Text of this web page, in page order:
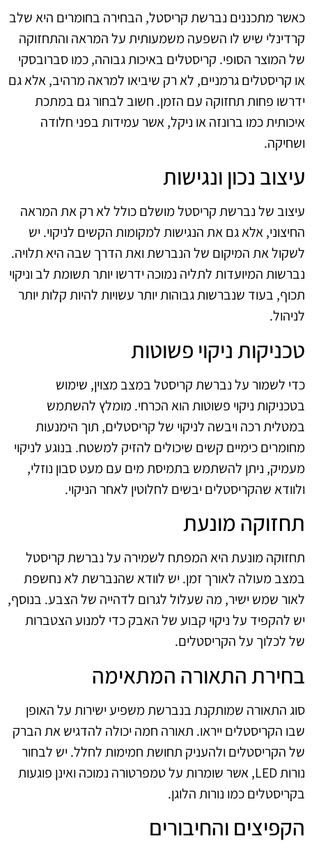
כאשר מתכננים נברשת קריסטל, הבחירה בחומרים היא שלב
קרדינלי שיש לו השפעה משמעותית על המראה והתחזוקה
של המוצר הסופי. קריסטלים באיכות גבוהה, כמו סברובסקי
או קריסטלים גרמניים, לא רק שיביאו למראה מרהיב, אלא גם
ידרשו פחות תחזוקה עם הזמן. חשוב לבחור גם במתכת
איכותית כמו ברונזה או ניקל, אשר עמידות בפני חלודה
ושחיקה.
עיצוב נכון ונגישות
עיצוב של נברשת קריסטל מושלם כולל לא רק את המראה
החיצוני, אלא גם את הנגישות למקומות הקשים לניקוי. יש
לשקול את המיקום של הנברשת ואת הדרך שבה היא תלויה.
נברשות המיועדות לתליה נמוכה ידרשו יותר תשומת לב וניקוי
תכוף, בעוד שנברשות גבוהות יותר עשויות להיות קלות יותר
לניהול.
טכניקות ניקוי פשוטות
כדי לשמור על נברשת קריסטל במצב מצוין, שימוש
בטכניקות ניקוי פשוטות הוא הכרחי. מומלץ להשתמש
במטלית רכה ויבשה לניקוי של קריסטלים, תוך הימנעות
מחומרים כימיים קשים שיכולים להזיק למשטח. בנוגע לניקוי
מעמיק, ניתן להשתמש בתמיסת מים עם מעט סבון נוזלי,
ולוודא שהקריסטלים יבשים לחלוטין לאחר הניקוי.
תחזוקה מונעת
תחזוקה מונעת היא המפתח לשמירה על נברשת קריסטל
במצב מעולה לאורך זמן. יש לוודא שהנברשת לא נחשפת
לאור שמש ישיר, מה שעלול לגרום לדהייה של הצבע. בנוסף,
יש להקפיד על ניקוי קבוע של האבק כדי למנוע הצטברות
של לכלוך על הקריסטלים.
בחירת התאורה המתאימה
סוג התאורה שמותקנת בנברשת משפיע ישירות על האופן
שבו הקריסטלים ייראו. תאורה חמה יכולה להדגיש את הברק
של הקריסטלים ולהעניק תחושת חמימות לחלל. יש לבחור
נורות LED, אשר שומרות על טמפרטורה נמוכה ואינן פוגעות
בקריסטלים כמו נורות הלוגן.
הקפיצים והחיבורים